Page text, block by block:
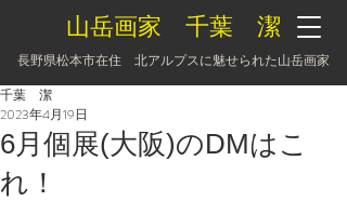
山岳画家 千葉 潔
長野県松本市在住 北アルプスに魅せられた山岳画家
6月個展(大阪)のDMはこ
れ！
千葉 潔
2023年4月19日